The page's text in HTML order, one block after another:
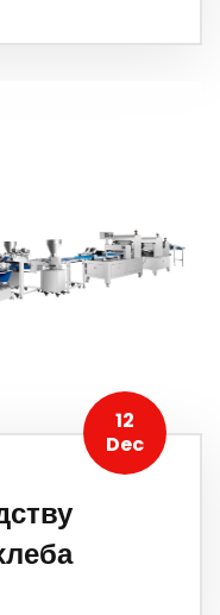
12
Dec